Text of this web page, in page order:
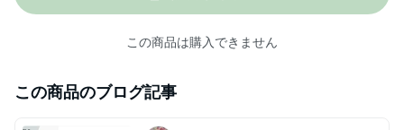
この商品は購入できません
この商品のブログ記事